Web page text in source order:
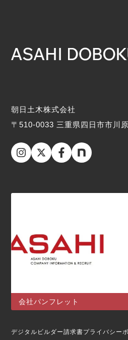
朝日土木株式会社
〒510-0033 三重県四日市市川
会社パンフレット
デジタルビルダー請求書プライバシー